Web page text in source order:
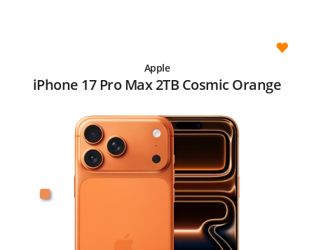
Apple
iPhone 17 Pro Max 2TB Cosmic Orange